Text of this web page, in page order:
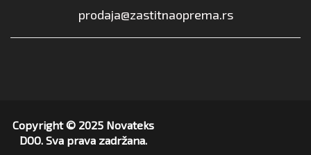
prodaja@zastitnaoprema.rs
Copyright © 2025 Novateks
DOO. Sva prava zadržana.